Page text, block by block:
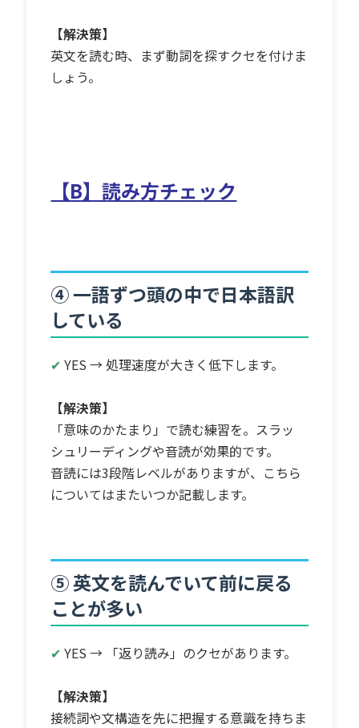
【解決策】
英文を読む時、まず動詞を探すクセを付けま
しょう。
【B】読み方チェック
④ 一語ずつ頭の中で日本語訳
している
✔ YES → 処理速度が大きく低下します。
【解決策】
「意味のかたまり」で読む練習を。スラッ
シュリーディングや音読が効果的です。
音読には3段階レベルがありますが、こちら
についてはまたいつか記載します。
⑤ 英文を読んでいて前に戻る
ことが多い
✔ YES → 「返り読み」のクセがあります。
【解決策】
接続詞や文構造を先に把握する意識を持ちま